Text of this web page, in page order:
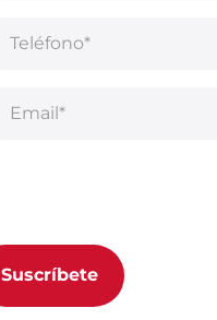
Suscríbete